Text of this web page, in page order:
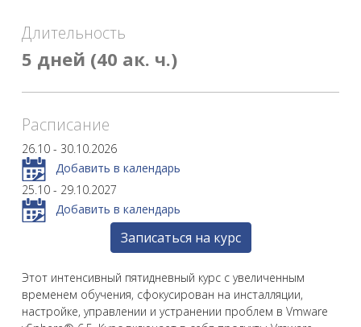
Этот интенсивный пятидневный курс с увеличенным
временем обучения, сфокусирован на инсталляции,
настройке, управлении и устранении проблем в Vmware
Длительность
5 дней (40 ак. ч.)
Расписание
26.10 - 30.10.2026
Добавить в календарь
25.10 - 29.10.2027
Добавить в календарь
Записаться на курс